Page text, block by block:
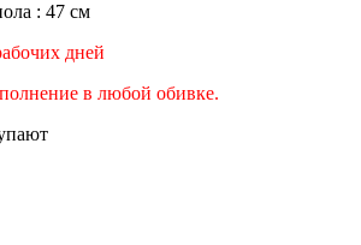
: 47 см
дней
в любой обивке.